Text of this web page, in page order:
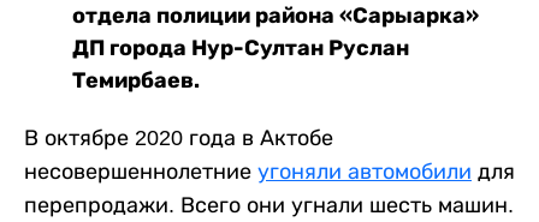
отдела полиции района «Сарыарка»
ДП города Нур-Султан Руслан
Темирбаев.
В октябре 2020 года в Актобе
несовершеннолетние угоняли автомобили для
перепродажи. Всего они угнали шесть машин.